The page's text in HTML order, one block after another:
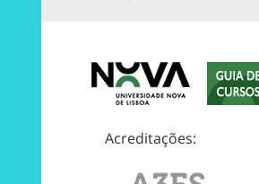
Acreditações: